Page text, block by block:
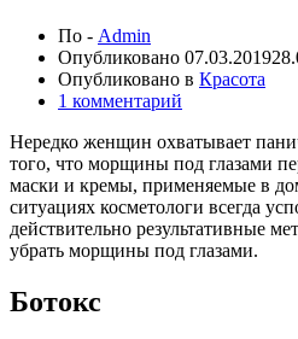
По - Admin
Опубликовано 07.03.2019
Опубликовано в Красота
1 комментарий
Нередко женщин охватывает
того, что морщины под глазами
маски и кремы, применяемые в
ситуациях косметологи всегда
действительно результативные
убрать морщины под глазами.
Ботокс